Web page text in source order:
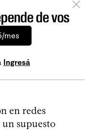
de vos
mes
Ingresá
en redes
supuesto